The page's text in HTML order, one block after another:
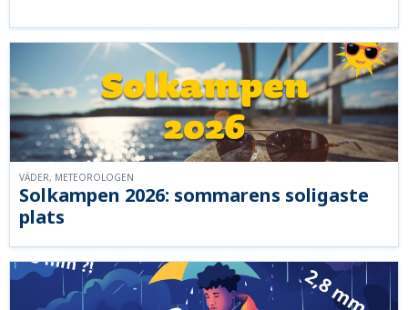
Solkampen 2026: sommarens soligaste
plats
VÄDER, METEOROLOGEN